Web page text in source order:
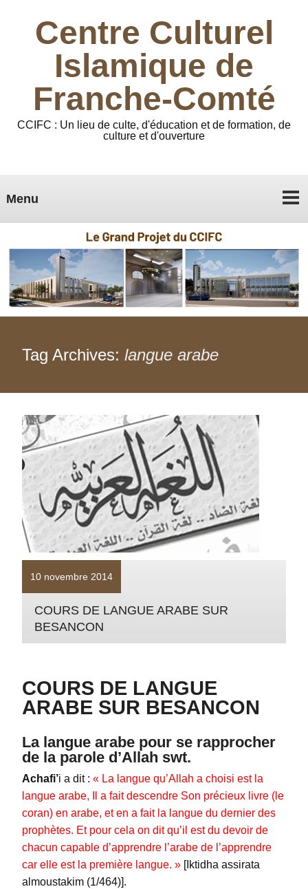
Centre Culturel
Islamique de
Franche-Comté
CCIFC : Un lieu de culte, d'éducation et de formation, de
culture et d'ouverture
Menu
Tag Archives: langue arabe
10 novembre 2014
COURS DE LANGUE ARABE SUR
BESANCON
COURS DE LANGUE
ARABE SUR BESANCON
La langue arabe pour se rapprocher
de la parole d’Allah swt.
Achafi’i a dit : « La langue qu’Allah a choisi est la
langue arabe, Il a fait descendre Son précieux livre (le
coran) en arabe, et en a fait la langue du dernier des
prophètes. Et pour cela on dit qu’il est du devoir de
chacun capable d’apprendre l’arabe de l’apprendre
car elle est la première langue. » [Iktidha assirata
almoustakim (1/464)].